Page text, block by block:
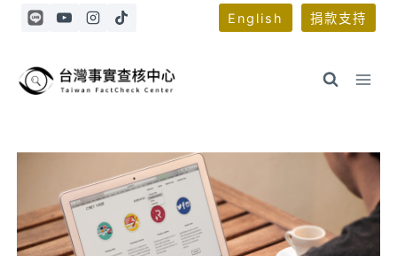
Skip
English 捐款支持